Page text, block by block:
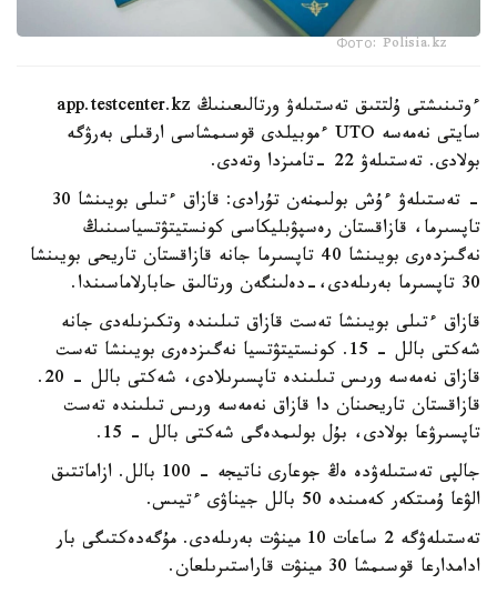
Фото: Polisia.kz
ءوتىنىشتى ۇلتتىق تەستىلەۋ ورتالىعىنىڭ app.testcenter.kz
سايتى نەمەسە UTO ءموبيلدى قوسىمشاسى ارقىلى بەرۋگە
بولادى. تەستىلەۋ 22 -تامىزدا وتەدى.
- تەستىلەۋ ءۇش بولىمنەن تۇرادى: قازاق ءتىلى بويىنشا 30
تاپسىرما، قازاقستان رەسپۋبليكاسى كونستيتۋتسياسىنىڭ
نەگىزدەرى بويىنشا 40 تاپسىرما جانە قازاقستان تاريحى بويىنشا
30 تاپسىرما بەرىلەدى،-دەلىنگەن ورتالىق حابارلاماسىندا.
قازاق ءتىلى بويىنشا تەست قازاق تىلىندە وتكىزىلەدى جانە
شەكتى بالل - 15. كونستيتۋتسيا نەگىزدەرى بويىنشا تەست
قازاق نەمەسە ورىس تىلىندە تاپسىرىلادى، شەكتى بالل - 20.
قازاقستان تاريحىنان دا قازاق نەمەسە ورىس تىلىندە تەست
تاپسىرۋعا بولادى، بۇل بولىمدەگى شەكتى بالل - 15.
جالپى تەستىلەۋدە ەڭ جوعارى ناتيجە - 100 بالل. ازاماتتىق
الۋعا ۇمىتكەر كەمىندە 50 بالل جيناۋى ءتيىس.
تەستىلەۋگە 2 ساعات 10 مينۋت بەرىلەدى. مۇگەدەكتىگى بار
ادامدارعا قوسىمشا 30 مينۋت قاراستىرىلعان.